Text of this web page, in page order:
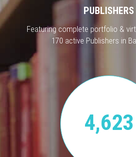
PUBLISHERS
Featuring complete portfolio &
170 active Publishers in
4,623